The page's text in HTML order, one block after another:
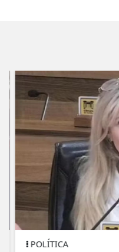
POLÍTICA